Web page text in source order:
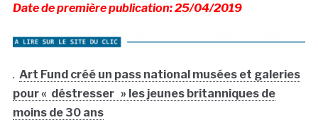
Date de première publication: 25/04/2019
. Art Fund créé un pass national musées et galeries
pour « déstresser » les jeunes britanniques de
moins de 30 ans